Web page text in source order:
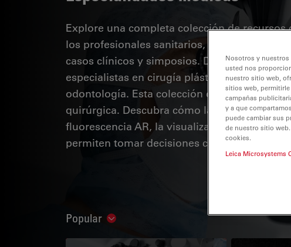
Explore una completa colección de
los profesionales sanitarios, que incluye
casos clínicos y simposios. Diseñada para
especialistas en cirugía plástica y
odontología. Esta colección destaca los
quirúrgica. Descubra cómo las tecnologías
fluorescencia AR, la visualización 3D y las
permiten tomar decisiones con confianza y
Popular Show subnavigation
Nosotros y
usted nos
nuestro sitio web,
sitios web,
campañas
y a que
puede cambiar sus
de nuestro sitio
cookies.
Leica Microsystems